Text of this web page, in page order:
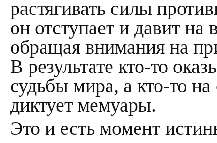
растягивать силы
он отступает и давит
обращая внимания на
В результате кто-то
судьбы мира, а кто-то
диктует мемуары.
Это и есть момент